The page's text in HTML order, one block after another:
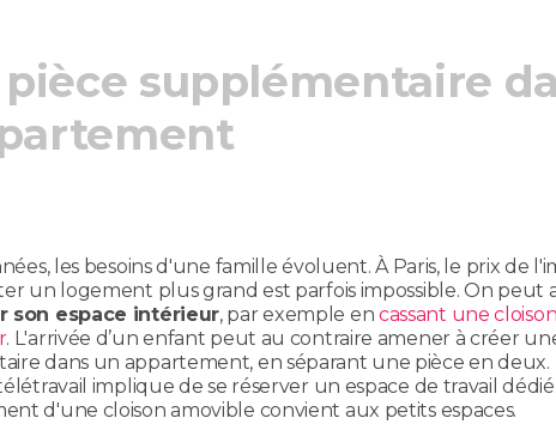
supplémentaire
les besoins d'une famille évoluent. À Paris, le prix de
un logement plus grand est parfois impossible. On peut
son espace intérieur, par exemple en cassant une
. L'arrivée d’un enfant peut au contraire amener à créer
dans un appartement, en séparant une pièce en deux.
implique de se réserver un espace de travail dédié.
d'une cloison amovible convient aux petits espaces.